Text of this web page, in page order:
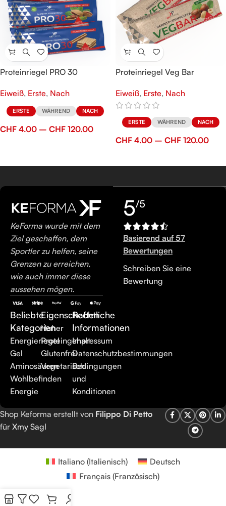
Proteinriegel PRO 30
Eiweiß, Erste, Nach
ERSTE WÄHREND NACH
CHF 4.00 – CHF 120.00
Proteinriegel Veg Bar
Eiweiß, Erste, Nach
ERSTE WÄHREND NACH
CHF 4.00 – CHF 120.00
KeForma wurde mit dem
Ziel geschaffen, dem
Sportler zu helfen, seine
Grenzen zu erreichen,
wie auch immer diese
aussehen mögen.
Beliebte
Kategorien
Energieriegel
Gel
Aminosäuren
Wohlbefinden
Energie
Eigenschaften
Hoher
Proteingehalt
Glutenfrei
Vegetarisch
Rechtliche
Informationen
Impressum
Datenschutzbestimmungen
Bedingungen
und
Konditionen
5/5
Basierend auf 57
Bewertungen
Schreiben Sie eine
Bewertung
Shop Keforma erstellt von Filippo Di Petto
für Xmy Sagl
Italiano (Italienisch)
Deutsch
Français(Französisch)